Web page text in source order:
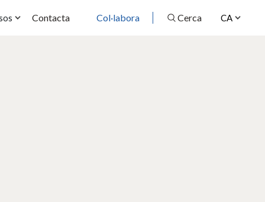
CA
Contacta Col·labora Cerca